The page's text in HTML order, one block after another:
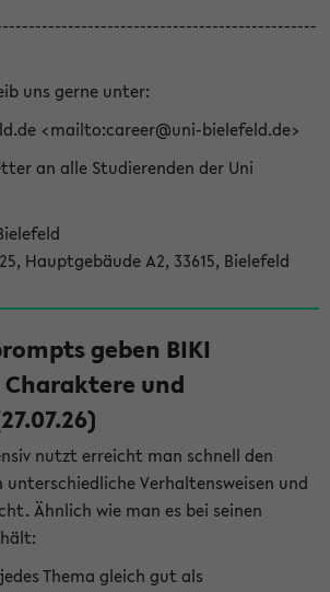
uns gerne unter:
<mailto:career@uni-bielefeld.de>
an alle Studierenden der Uni
Hauptgebäude A2, 33615, Bielefeld
geben BIKI
und
nutzt erreicht man schnell den
Verhaltensweisen und
Ähnlich wie man es bei seinen
Thema gleich gut als